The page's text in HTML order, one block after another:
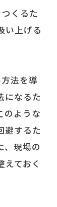
くるた
い上げる
法を導
になるた
のような
避するた
、現場の
ておく